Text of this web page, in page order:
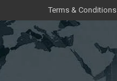
Terms & Conditions